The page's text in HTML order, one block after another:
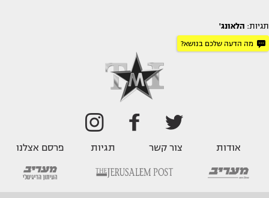
תגיות: הלאונג'
מה הדעה שלכם בנושא?
אודות צור קשר תגיות פרסם אצלנו